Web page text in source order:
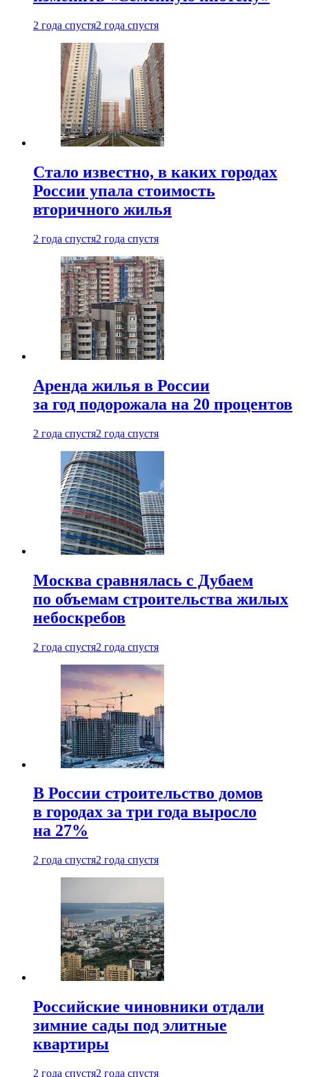
2 года спустя2 года спустя
Стало известно, в каких городах
России упала стоимость
вторичного жилья
2 года спустя2 года спустя
Аренда жилья в России
за год подорожала на 20 процентов
2 года спустя2 года спустя
Москва сравнялась с Дубаем
по объемам строительства жилых
небоскребов
2 года спустя2 года спустя
В России строительство домов
в городах за три года выросло
на 27%
2 года спустя2 года спустя
Российские чиновники отдали
зимние сады под элитные
квартиры
2 года спустя2 года спустя